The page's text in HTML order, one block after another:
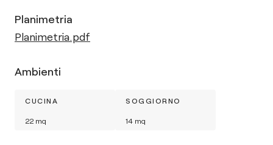
Planimetria
Planimetria.pdf
Ambienti
CUCINA
22 mq
SOGGIORNO
14 mq